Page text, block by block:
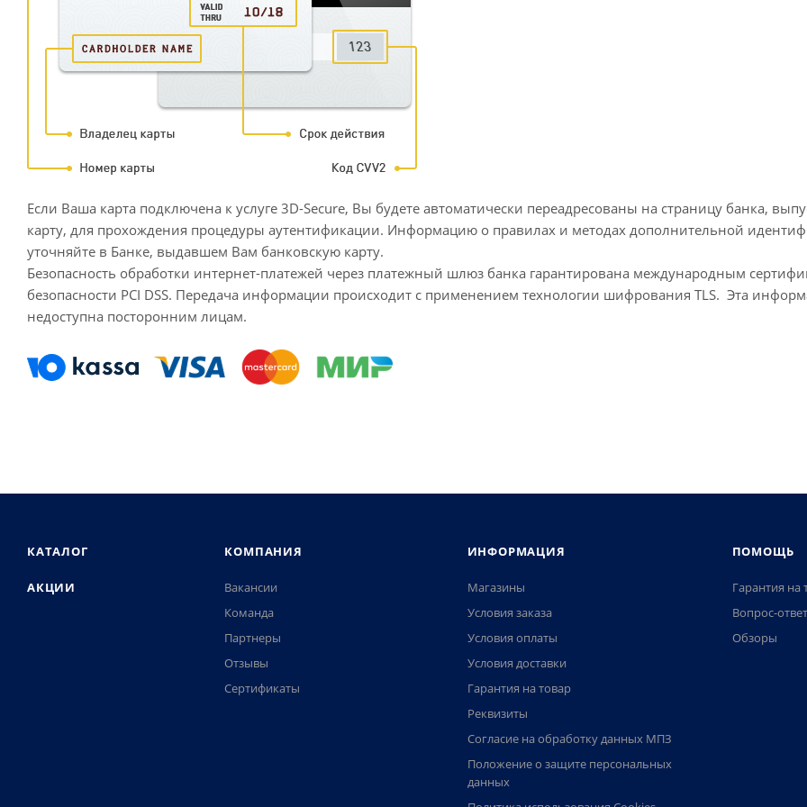
Если Ваша карта подключена к услуге 3D-Secure, Вы будете автоматически переадресованы на страницу банка,
карту, для прохождения процедуры аутентификации. Информацию о правилах и методах дополнительной
уточняйте в Банке, выдавшем Вам банковскую карту.
Безопасность обработки интернет-платежей через платежный шлюз банка гарантирована международным
безопасности PCI DSS. Передача информации происходит с применением технологии шифрования TLS. Эта
недоступна посторонним лицам.
КАТАЛОГ
АКЦИИ
КОМПАНИЯ
Вакансии
Команда
Партнеры
Отзывы
Сертификаты
ИНФОРМАЦИЯ
Магазины
Условия заказа
Условия оплаты
Условия доставки
Гарантия на товар
Реквизиты
Согласие на обработку данных МПЗ
Положение о защите персональных
данных
ПОМОЩЬ
Гарантия на
Вопрос-ответ
Обзоры